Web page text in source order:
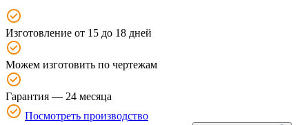
Изготовление от 15 до 18 дней
Можем изготовить по чертежам
Гарантия — 24 месяца
Посмотреть производство